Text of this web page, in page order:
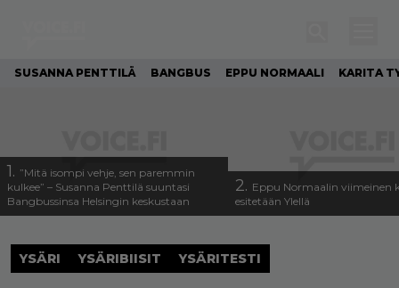
SUSANNA PENTTILÄ BANGBUS EPPU NORMAALI KARITA
1. ”Mitä isompi vehje, sen paremmin
kulkee” – Susanna Penttilä suuntasi
Bangbussinsa Helsingin keskustaan
2. Eppu Normaalin viimeinen
esitetään Ylellä
YSÄRI YSÄRIBIISIT YSÄRITESTI